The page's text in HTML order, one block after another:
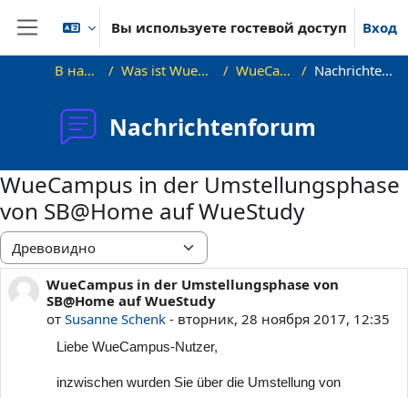
Перейти к основному содержанию
Боковая панель
Вы используете гостевой доступ Вход
В начало Was ist WueCampus WueCampus Nachrichtenforum
Nachrichtenforum
WueCampus in der Umstellungsphase
von SB@Home auf WueStudy
Режим отображения
WueCampus in der Umstellungsphase von
SB@Home auf WueStudy
отSusanne Schenk - вторник, 28 ноября 2017, 12:35
Количество ответов: 0
Liebe WueCampus-Nutzer,
inzwischen wurden Sie über die Umstellung von